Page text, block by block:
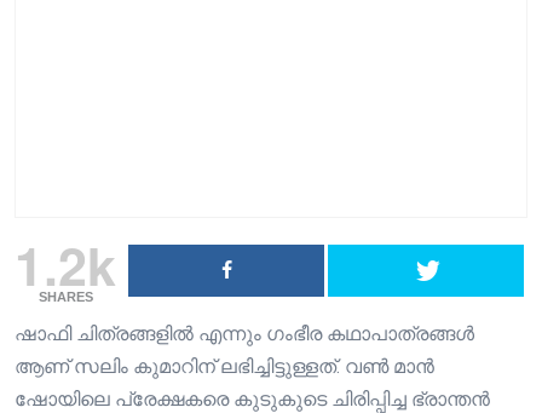
1.2k
SHARES
ഷാഫി ചിത്രങ്ങളിൽ എന്നും ഗംഭീര കഥാപാത്രങ്ങൾ
ആണ് സലിം കുമാറിന് ലഭിച്ചിട്ടുള്ളത്. വൺ മാൻ
ഷോയിലെ പ്രേക്ഷകരെ കുടുകുടെ ചിരിപ്പിച്ച ഭ്രാന്തൻ